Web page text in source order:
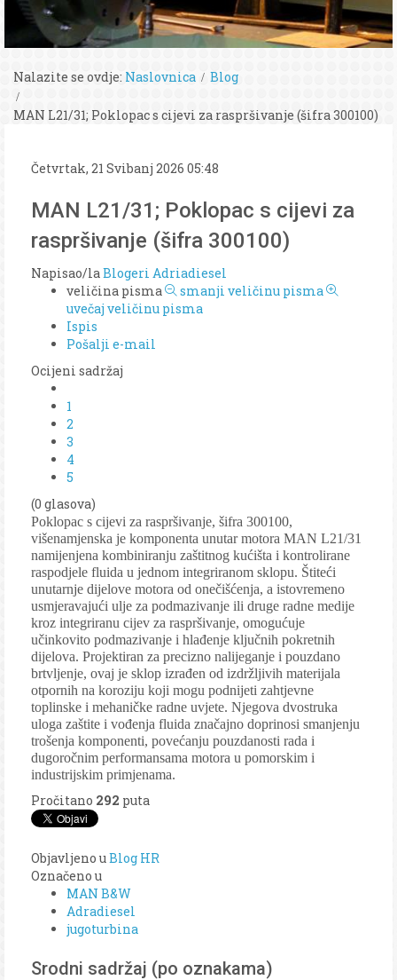
Nalazite se ovdje: Naslovnica Blog
MAN L21/31; Poklopac s cijevi za raspršivanje (šifra 300100)
Četvrtak, 21 Svibanj 2026 05:48
MAN L21/31; Poklopac s cijevi za
raspršivanje (šifra 300100)
Napisao/la Blogeri Adriadiesel
veličina pisma
smanji veličinu pisma
uvečaj veličinu pisma
Ispis
Pošalji e-mail
Ocijeni sadržaj
1
2
3
4
5
(0 glasova)
Poklopac s cijevi za raspršivanje, šifra 300100,
višenamjenska je komponenta unutar motora MAN L21/31
namijenjena kombiniranju zaštitnog kućišta i kontrolirane
raspodjele fluida u jednom integriranom sklopu. Štiteći
unutarnje dijelove motora od onečišćenja, a istovremeno
usmjeravajući ulje za podmazivanje ili druge radne medije
kroz integriranu cijev za raspršivanje, omogućuje
učinkovito podmazivanje i hlađenje ključnih pokretnih
dijelova. Projektiran za precizno nalijeganje i pouzdano
brtvljenje, ovaj je sklop izrađen od izdržljivih materijala
otpornih na koroziju koji mogu podnijeti zahtjevne
toplinske i mehaničke radne uvjete. Njegova dvostruka
uloga zaštite i vođenja fluida značajno doprinosi smanjenju
trošenja komponenti, povećanju pouzdanosti rada i
dugoročnim performansama motora u pomorskim i
industrijskim primjenama.
Pročitano 292 puta
Objavljeno uBlog HR
Označeno u
MAN B&W
Adradiesel
jugoturbina
Srodni sadržaj (po oznakama)